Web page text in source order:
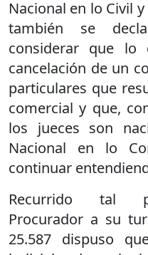
Nacional en lo Civil
también se
considerar que
cancelación de un
particulares que
comercial y que,
los jueces son
Nacional en lo
continuar
Recurrido tal
Procurador a su
25.587 dispuso